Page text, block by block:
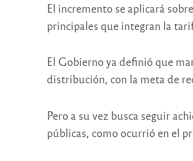
El incremento se aplicará
principales que integran la
El Gobierno ya definió que
distribución, con la meta de
Pero a su vez busca seguir
públicas, como ocurrió en el